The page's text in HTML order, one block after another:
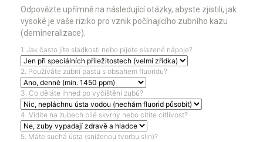
Odpovězte upřímně na následující otázky, abyste zjistili, jak
vysoké je vaše riziko pro vznik počínajícího zubního kazu
(demineralizace).
1. Jak často jíte sladkosti nebo pijete slazené nápoje?
2. Používáte zubní pastu s obsahem fluoridu?
3. Co děláte ihned po vyčištění zubů?
4. Vidíte na zubech bílé skvrny nebo cítíte citlivost?
5. Máte suchá ústa (sníženou tvorbu slin)?